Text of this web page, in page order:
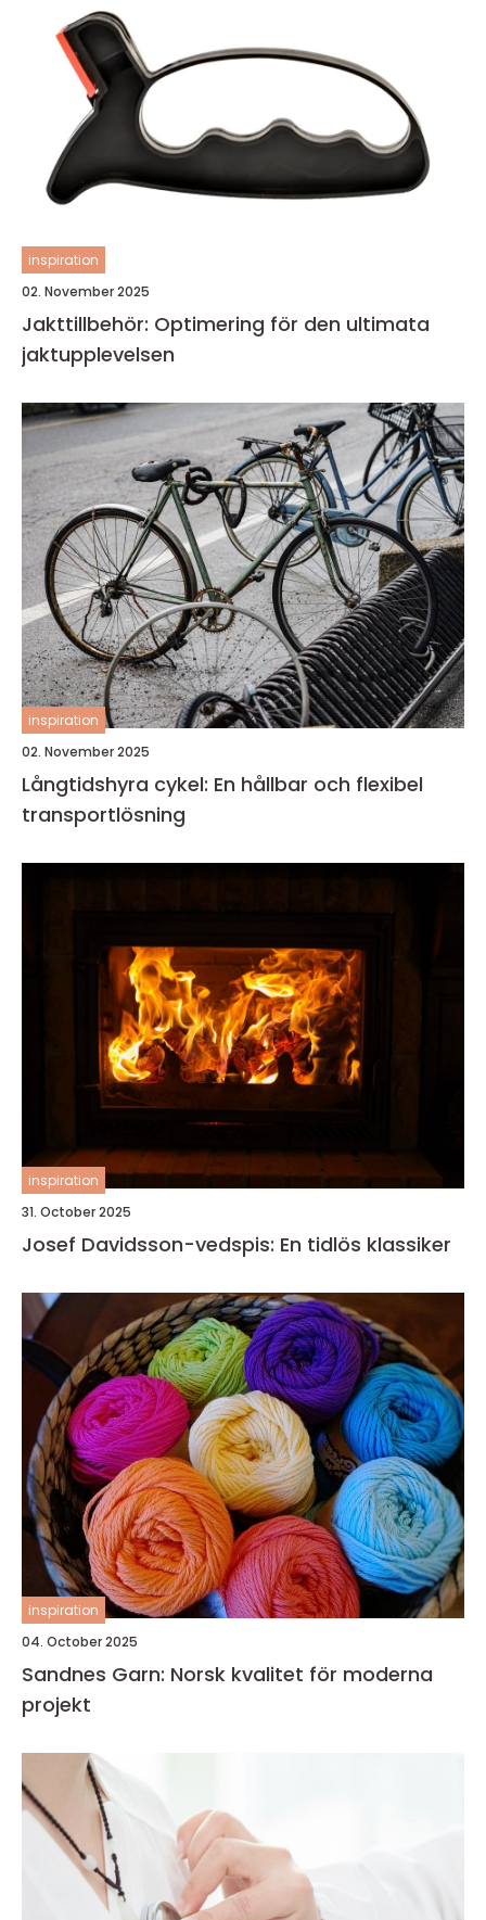
inspiration
02. November 2025
Jakttillbehör: Optimering för den ultimata
jaktupplevelsen
inspiration
02. November 2025
Långtidshyra cykel: En hållbar och flexibel
transportlösning
inspiration
31. October 2025
Josef Davidsson-vedspis: En tidlös klassiker
inspiration
04. October 2025
Sandnes Garn: Norsk kvalitet för moderna
projekt